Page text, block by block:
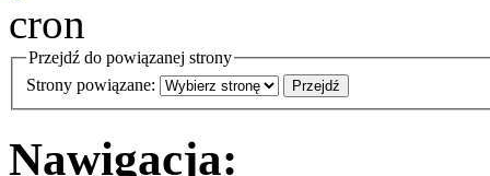
Przejdź do powiązanej strony
Strony powiązane:
Nawigacja: